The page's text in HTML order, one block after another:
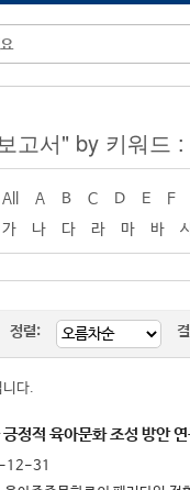
고서" by 키워드
All A B C D E F
가
나 다 라 마 바
정렬:
다.
정적 육아문화 조성 방안
12-31